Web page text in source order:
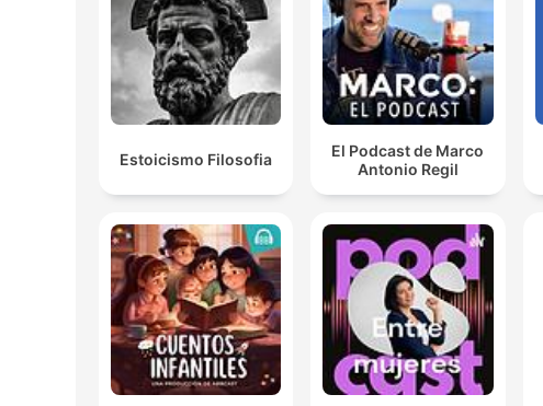
Estoicismo Filosofia
El Podcast de Marco
Antonio Regil